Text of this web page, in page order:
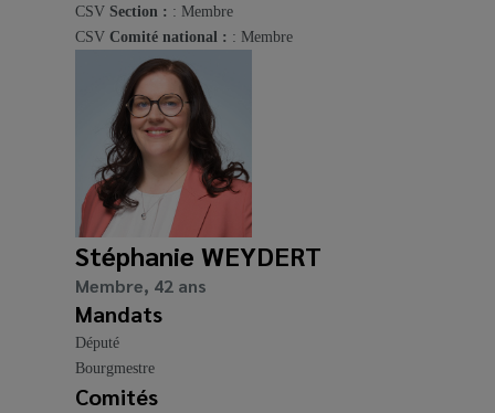
CSV Section : : Membre
CSV Comité national : : Membre
Stéphanie WEYDERT
Membre, 42 ans
Mandats
Député
Bourgmestre
Comités